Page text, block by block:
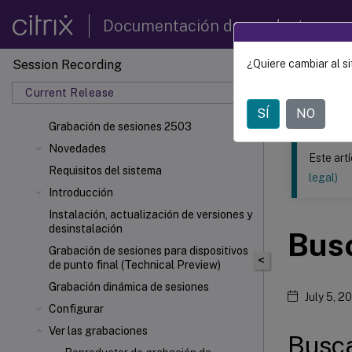
Documentación de productos
Session Recording
Current Release
Grabación de sesiones 2503
Novedades
Requisitos del sistema
Introducción
Instalación, actualización de versiones y
desinstalación
Grabación de sesiones para dispositivos
de punto final (Technical Preview)
Grabación dinámica de sesiones
Configurar
Ver las grabaciones
Este
<
Este
legal)
July 5,
¿Quiere cambiar al
SÍ NO